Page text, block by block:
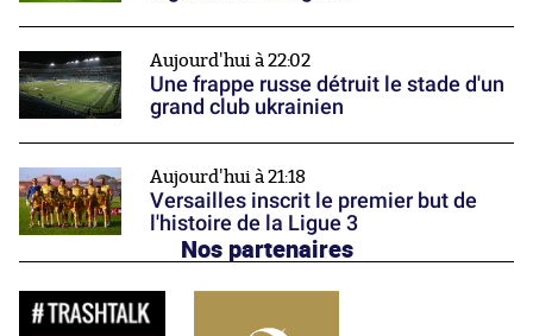
Aujourd'hui à 22:02
Une frappe russe détruit le stade d'un
grand club ukrainien
Aujourd'hui à 21:18
Versailles inscrit le premier but de
l'histoire de la Ligue 3
Nos partenaires